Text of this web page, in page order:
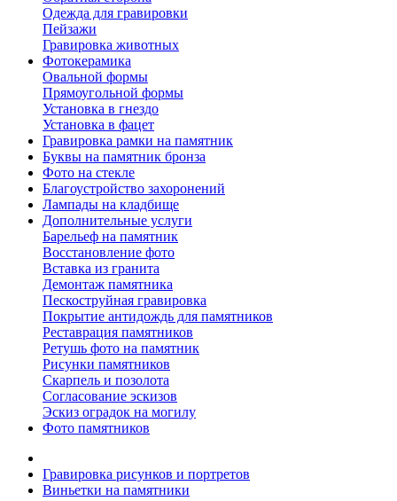
Одежда для гравировки
Пейзажи
Гравировка животных
Фотокерамика
Овальной формы
Прямоугольной формы
Установка в гнездо
Установка в фацет
Гравировка рамки на памятник
Буквы на памятник бронза
Фото на стекле
Благоустройство захоронений
Лампады на кладбище
Дополнительные услуги
Барельеф на памятник
Восстановление фото
Вставка из гранита
Демонтаж памятника
Пескоструйная гравировка
Покрытие антидождь для памятников
Реставрация памятников
Ретушь фото на памятник
Рисунки памятников
Скарпель и позолота
Согласование эскизов
Эскиз оградок на могилу
Фото памятников
Гравировка рисунков и портретов
Виньетки на памятники